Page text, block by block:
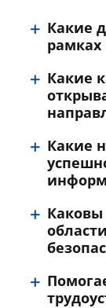
Какие
Какие
Какие
Каковы